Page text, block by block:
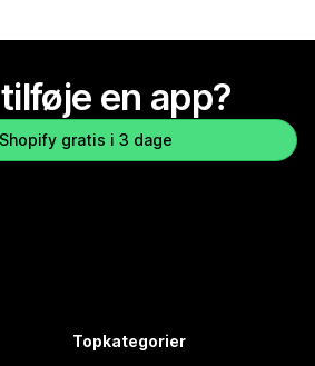
en app?
gratis i 3 dage
Topkategorier